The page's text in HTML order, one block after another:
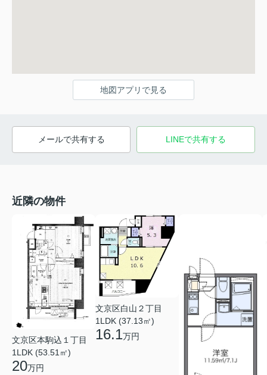
地図アプリで見る
メールで共有する LINEで共有する
近隣の物件
文京区本駒込１丁目
1LDK (53.51㎡)
20万円
文京区白山２丁目
1LDK (37.13㎡)
16.1万円